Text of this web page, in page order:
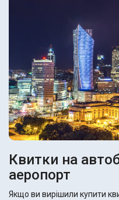
Квитки на
аеропорт
Якщо ви вирішили купити